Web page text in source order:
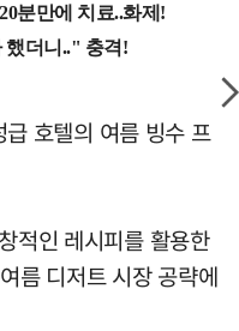
급 호텔의 여름 빙수 프
적인 레시피를 활용한
름 디저트 시장 공략에